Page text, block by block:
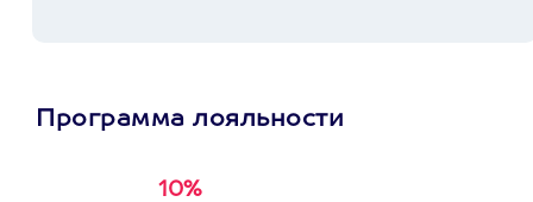
Программа лояльности
10%